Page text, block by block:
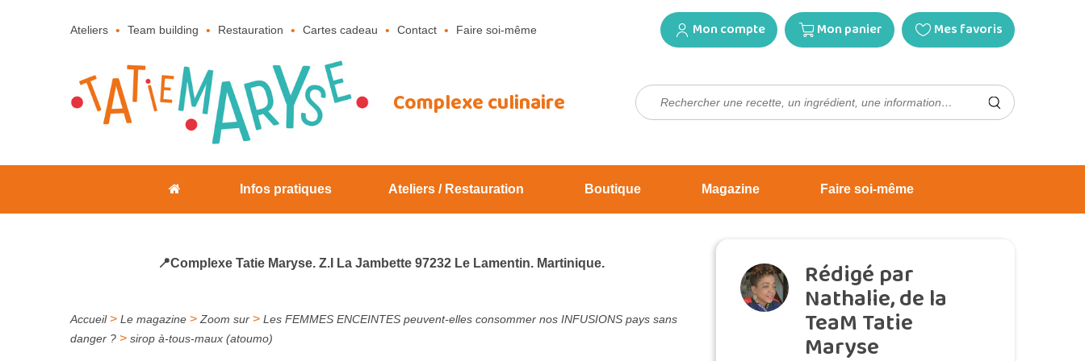
Ateliers Team building Restauration Cartes cadeau Contact Faire soi-même Mon compte Mon panier Mes favoris
Complexe culinaire Rechercher :
Infos pratiques Ateliers / Restauration Boutique Magazine Faire soi-même
📍Complexe Tatie Maryse. Z.I La Jambette 97232 Le Lamentin. Martinique.
Accueil> Le magazine > Zoom sur > Les FEMMES ENCEINTES peuvent-elles consommer nos INFUSIONS pays sans
danger ? > sirop à-tous-maux (atoumo)
Rédigé par
Nathalie, de la
TeaM Tatie
Maryse